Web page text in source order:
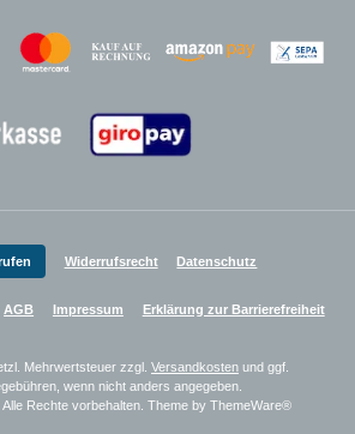
Zahlungsanbieter
Zahlungsanbieter
Widerrufsrecht Datenschutz
AGB Impressum Erklärung zur Barrierefreiheit
Mehrwertsteuer zzgl. Versandkosten und ggf.
wenn nicht anders angegeben.
Rechte vorbehalten. Theme by ThemeWare®